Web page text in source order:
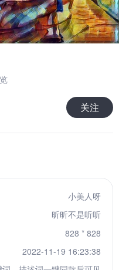
关注
小美人呀
昕昕不是听听
828 * 828
2022-11-19 16:23:38